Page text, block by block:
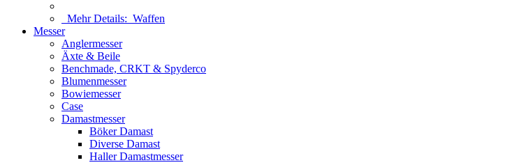
Mehr Details: Waffen
Messer
Anglermesser
Äxte & Beile
Benchmade, CRKT & Spyderco
Blumenmesser
Bowiemesser
Case
Damastmesser
Böker Damast
Diverse Damast
Haller Damastmesser